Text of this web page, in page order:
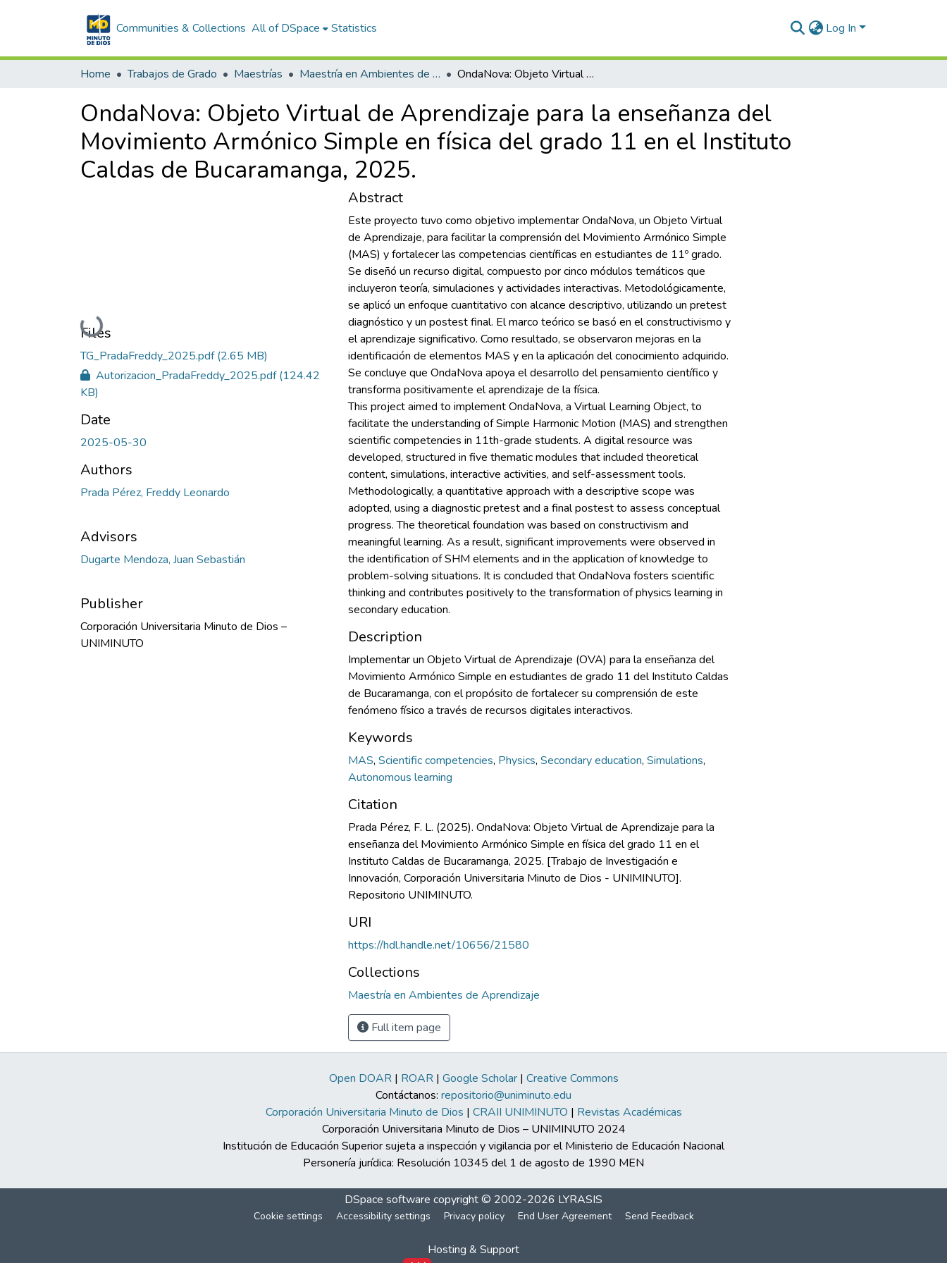
Communities & Collections All of DSpace Statistics Log In
Home Trabajos de Grado Maestrías Maestría en Ambientes de Aprendizaje OndaNova: Objeto Virtual de Aprendizaje para la enseñanza del Movimiento Armónico Simple en física del grado 11 en el Instituto Caldas de Bucaramanga, 2025.
OndaNova: Objeto Virtual de Aprendizaje para la enseñanza del
Movimiento Armónico Simple en física del grado 11 en el Instituto
Caldas de Bucaramanga, 2025.
Loading...
Files
TG_PradaFreddy_2025.pdf(2.65 MB)
Autorizacion_PradaFreddy_2025.pdf(124.42
KB)
Date
2025-05-30
Authors
Prada Pérez, Freddy Leonardo
Advisors
Dugarte Mendoza, Juan Sebastián
Publisher
Corporación Universitaria Minuto de Dios –
UNIMINUTO
Abstract
Este proyecto tuvo como objetivo implementar OndaNova, un Objeto Virtual
de Aprendizaje, para facilitar la comprensión del Movimiento Armónico Simple
(MAS) y fortalecer las competencias científicas en estudiantes de 11º grado.
Se diseñó un recurso digital, compuesto por cinco módulos temáticos que
incluyeron teoría, simulaciones y actividades interactivas. Metodológicamente,
se aplicó un enfoque cuantitativo con alcance descriptivo, utilizando un pretest
diagnóstico y un postest final. El marco teórico se basó en el constructivismo y
el aprendizaje significativo. Como resultado, se observaron mejoras en la
identificación de elementos MAS y en la aplicación del conocimiento adquirido.
Se concluye que OndaNova apoya el desarrollo del pensamiento científico y
transforma positivamente el aprendizaje de la física.
This project aimed to implement OndaNova, a Virtual Learning Object, to
facilitate the understanding of Simple Harmonic Motion (MAS) and strengthen
scientific competencies in 11th-grade students. A digital resource was
developed, structured in five thematic modules that included theoretical
content, simulations, interactive activities, and self-assessment tools.
Methodologically, a quantitative approach with a descriptive scope was
adopted, using a diagnostic pretest and a final postest to assess conceptual
progress. The theoretical foundation was based on constructivism and
meaningful learning. As a result, significant improvements were observed in
the identification of SHM elements and in the application of knowledge to
problem-solving situations. It is concluded that OndaNova fosters scientific
thinking and contributes positively to the transformation of physics learning in
secondary education.
Description
Implementar un Objeto Virtual de Aprendizaje (OVA) para la enseñanza del
Movimiento Armónico Simple en estudiantes de grado 11 del Instituto Caldas
de Bucaramanga, con el propósito de fortalecer su comprensión de este
fenómeno físico a través de recursos digitales interactivos.
Keywords
MAS, Scientific competencies, Physics, Secondary education, Simulations,
Autonomous learning
Citation
Prada Pérez, F. L. (2025). OndaNova: Objeto Virtual de Aprendizaje para la
enseñanza del Movimiento Armónico Simple en física del grado 11 en el
Instituto Caldas de Bucaramanga, 2025. [Trabajo de Investigación e
Innovación, Corporación Universitaria Minuto de Dios - UNIMINUTO].
Repositorio UNIMINUTO.
URI
https://hdl.handle.net/10656/21580
Collections
Maestría en Ambientes de Aprendizaje
Full item page
Open DOAR| ROAR| Google Scholar| Creative Commons
Contáctanos: repositorio@uniminuto.edu
Corporación Universitaria Minuto de Dios | CRAII UNIMINUTO | Revistas Académicas
Corporación Universitaria Minuto de Dios – UNIMINUTO 2024
Institución de Educación Superior sujeta a inspección y vigilancia por el Ministerio de Educación Nacional
Personería jurídica: Resolución 10345 del 1 de agosto de 1990 MEN
DSpace software copyright © 2002-2026 LYRASIS
Cookie settings Accessibility settings Privacy policy End User Agreement Send Feedback
Hosting & Support